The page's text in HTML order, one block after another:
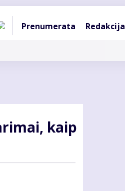
Pagrindinė
Prenumerata Redakcija
kaip